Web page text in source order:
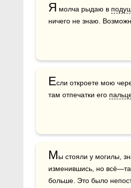
Я молча рыдаю в
ничего не знаю.
Если откроете мою
там отпечатки его
Мы стояли у могилы,
изменившись, но
больше. Это было